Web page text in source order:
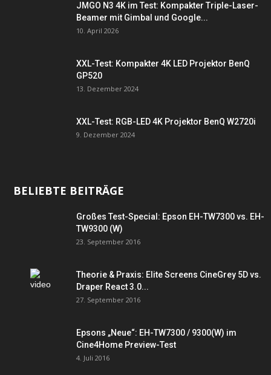
JMGO N3 4K im Test: Kompakter Triple-Laser-
Beamer mit Gimbal und Google...
10. April 2026
XXL-Test: Kompakter 4K LED Projektor BenQ
GP520
13. Dezember 2024
XXL-Test: RGB-LED 4K Projektor BenQ W2720i
9. Dezember 2024
BELIEBTE BEITRÄGE
Großes Test-Special: Epson EH-TW7300 vs. EH-
TW9300 (W)
23. September 2016
Theorie & Praxis: Elite Screens CineGrey 5D vs.
Draper React 3.0...
27. September 2016
Epsons „Neue“: EH-TW7300 / 9300(W) im
Cine4Home Preview-Test
4. Juli 2016